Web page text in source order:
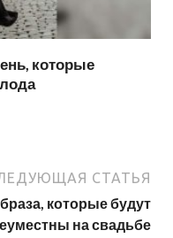
которые
СТАТЬЯ
которые будут
на свадьбе